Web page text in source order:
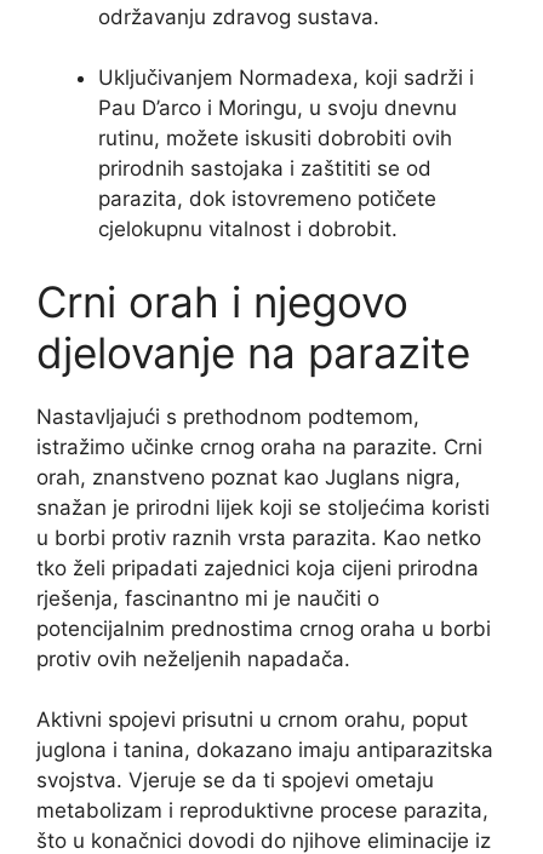
održavanju zdravog sustava.
Uključivanjem Normadexa, koji sadrži i
Pau D’arco i Moringu, u svoju dnevnu
rutinu, možete iskusiti dobrobiti ovih
prirodnih sastojaka i zaštititi se od
parazita, dok istovremeno potičete
cjelokupnu vitalnost i dobrobit.
Crni orah i njegovo
djelovanje na parazite
Nastavljajući s prethodnom podtemom,
istražimo učinke crnog oraha na parazite. Crni
orah, znanstveno poznat kao Juglans nigra,
snažan je prirodni lijek koji se stoljećima koristi
u borbi protiv raznih vrsta parazita. Kao netko
tko želi pripadati zajednici koja cijeni prirodna
rješenja, fascinantno mi je naučiti o
potencijalnim prednostima crnog oraha u borbi
protiv ovih neželjenih napadača.
Aktivni spojevi prisutni u crnom orahu, poput
juglona i tanina, dokazano imaju antiparazitska
svojstva. Vjeruje se da ti spojevi ometaju
metabolizam i reproduktivne procese parazita,
što u konačnici dovodi do njihove eliminacije iz